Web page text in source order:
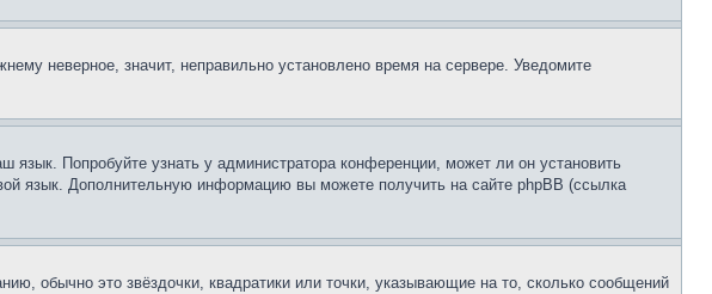
неверное, значит, неправильно установлено время на сервере. Уведомите
Попробуйте узнать у администратора конференции, может ли он установить
язык. Дополнительную информацию вы можете получить на сайте phpBB (ссылка
обычно это звёздочки, квадратики или точки, указывающие на то, сколько сообщений